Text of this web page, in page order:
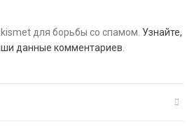
для борьбы со спамом. Узнайте,
данные комментариев